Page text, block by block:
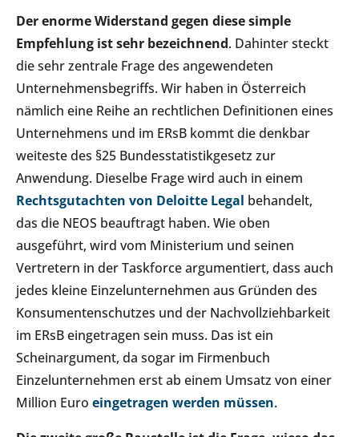
Der enorme Widerstand gegen diese simple
Empfehlung ist sehr bezeichnend. Dahinter steckt
die sehr zentrale Frage des angewendeten
Unternehmensbegriffs. Wir haben in Österreich
nämlich eine Reihe an rechtlichen Definitionen eines
Unternehmens und im ERsB kommt die denkbar
weiteste des §25 Bundesstatistikgesetz zur
Anwendung. Dieselbe Frage wird auch in einem
Rechtsgutachten von Deloitte Legal behandelt,
das die NEOS beauftragt haben. Wie oben
ausgeführt, wird vom Ministerium und seinen
Vertretern in der Taskforce argumentiert, dass auch
jedes kleine Einzelunternehmen aus Gründen des
Konsumentenschutzes und der Nachvollziehbarkeit
im ERsB eingetragen sein muss. Das ist ein
Scheinargument, da sogar im Firmenbuch
Einzelunternehmen erst ab einem Umsatz von einer
Million Euro eingetragen werden müssen.